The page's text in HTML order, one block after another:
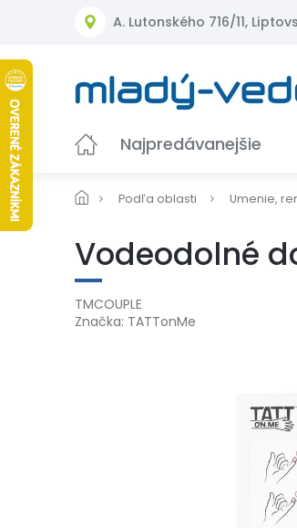
A. Lutonského 716/11,
Najpredávanejšie
Podľa oblasti Umenie,
Vodeodolné
TMCOUPLE
Značka: TATTonMe